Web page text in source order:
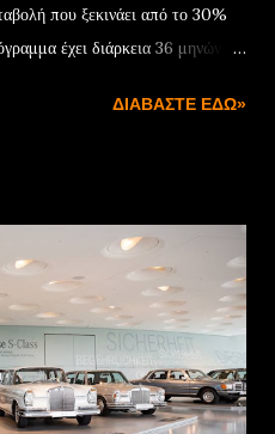
που ξεκινάει από το 30%
έχει διάρκεια 36 μηνών
της χρηματοδότησης, ο
στην επιστροφή με
ως προκαταβολή για
αυτά τα δεδομένα, το Jeep
100 HP γίνεται δικό σας με
και Compass e-Hybrid
στα €294 και €361 αντίστοιχα.
ΔΙΑΒΆΣΤΕ ΕΔΏ»